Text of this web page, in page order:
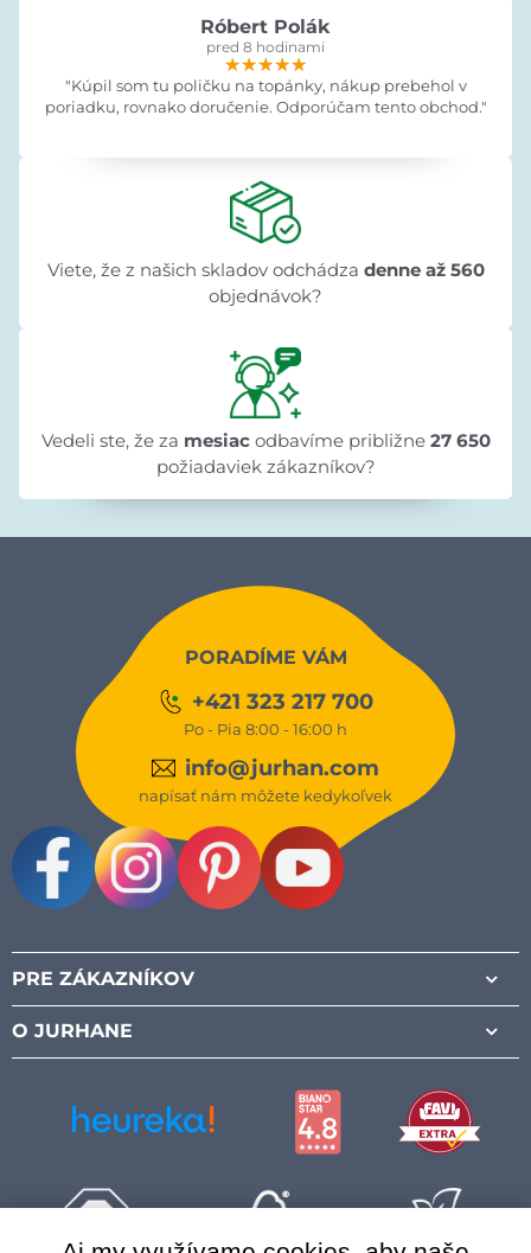
Róbert Polák
pred 8 hodinami
★★★★★
★★★★★
★★★★★
"Kúpil som tu poličku na topánky, nákup prebehol v
poriadku, rovnako doručenie. Odporúčam tento obchod."
Viete, že z našich skladov odchádza denne až 560
objednávok?
Vedeli ste, že za mesiac odbavíme približne27 650
požiadaviek zákazníkov?
PORADÍME VÁM
+421 323 217 700
Po - Pia 8:00 - 16:00 h
info@jurhan.com
napísať nám môžete kedykoľvek
PRE ZÁKAZNÍKOV
O JURHANE